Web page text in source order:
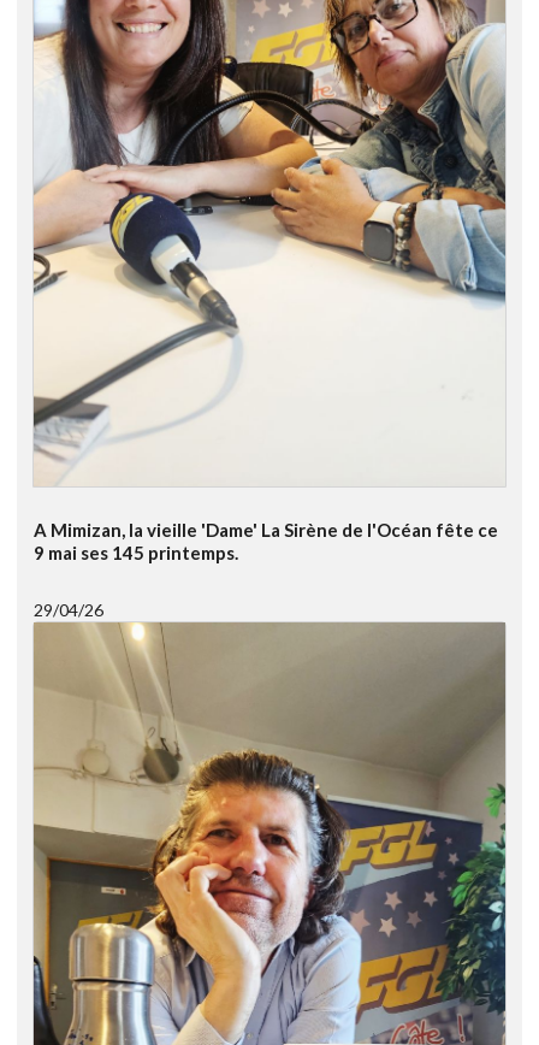
A Mimizan, la vieille 'Dame' La Sirène de l'Océan fête ce
9 mai ses 145 printemps.
29/04/26